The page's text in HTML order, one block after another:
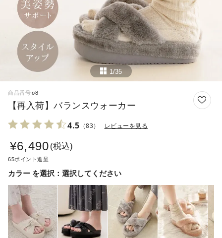
1/35
商品番号 o8
【再入荷】バランスウォーカー
4.5 （83） レビューを見る
¥6,490 税込
65
カラー 選択してください